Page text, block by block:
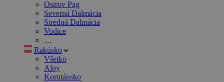
Ostrov Pag
Severná Dalmácia
Stredná Dalmácia
Vodice
…
Rakúsko
Všetko
Alpy
Korutánsko